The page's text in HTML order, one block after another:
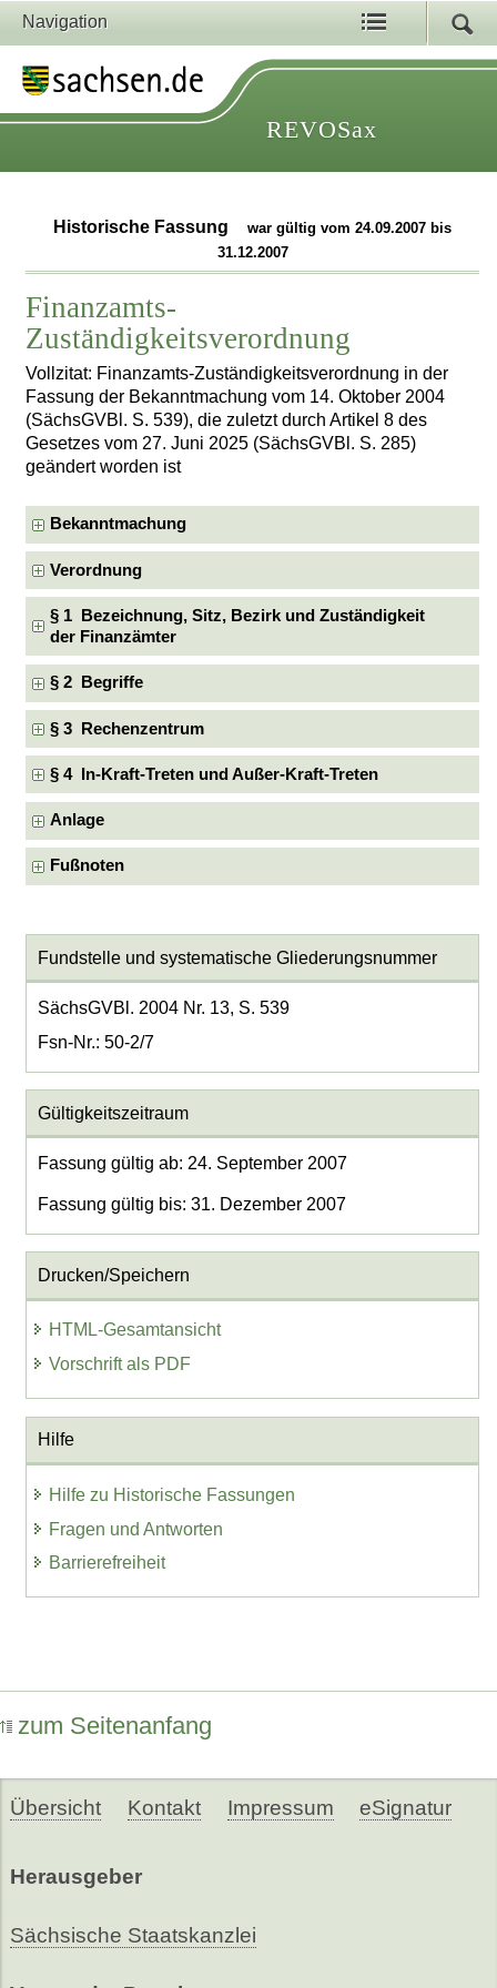
Navigation
REVOSax
Historische Fassung
war gültig vom 24.09.2007 bis
31.12.2007
Finanzamts-
Zuständigkeitsverordnung
Vollzitat: Finanzamts-Zuständigkeitsverordnung in der
Fassung der Bekanntmachung vom 14. Oktober 2004
(SächsGVBl. S. 539), die zuletzt durch Artikel 8 des
Gesetzes vom 27. Juni 2025 (SächsGVBl. S. 285)
geändert worden ist
Bekanntmachung
Verordnung
§ 1 Bezeichnung, Sitz, Bezirk und Zuständigkeit
der Finanzämter
§ 2 Begriffe
§ 3 Rechenzentrum
§ 4 In-Kraft-Treten und Außer-Kraft-Treten
Anlage
Fußnoten
Fundstelle und systematische Gliederungsnummer
SächsGVBl. 2004 Nr. 13, S. 539
Fsn-Nr.: 50-2/7
Gültigkeitszeitraum
Fassung gültig ab: 24. September 2007
Fassung gültig bis: 31. Dezember 2007
Drucken/Speichern
HTML-Gesamtansicht
Vorschrift als PDF
Hilfe
Hilfe zu Historische Fassungen
Fragen und Antworten
Barrierefreiheit
zum Seitenanfang
Übersicht Kontakt Impressum eSignatur
Herausgeber
Sächsische Staatskanzlei